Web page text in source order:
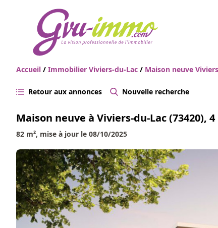
Accueil / Immobilier Viviers-du-Lac / Maison neuve
Retour aux annonces Nouvelle recherche
Maison neuve à Viviers-du-Lac (73420),
82 m², mise à jour le 08/10/2025